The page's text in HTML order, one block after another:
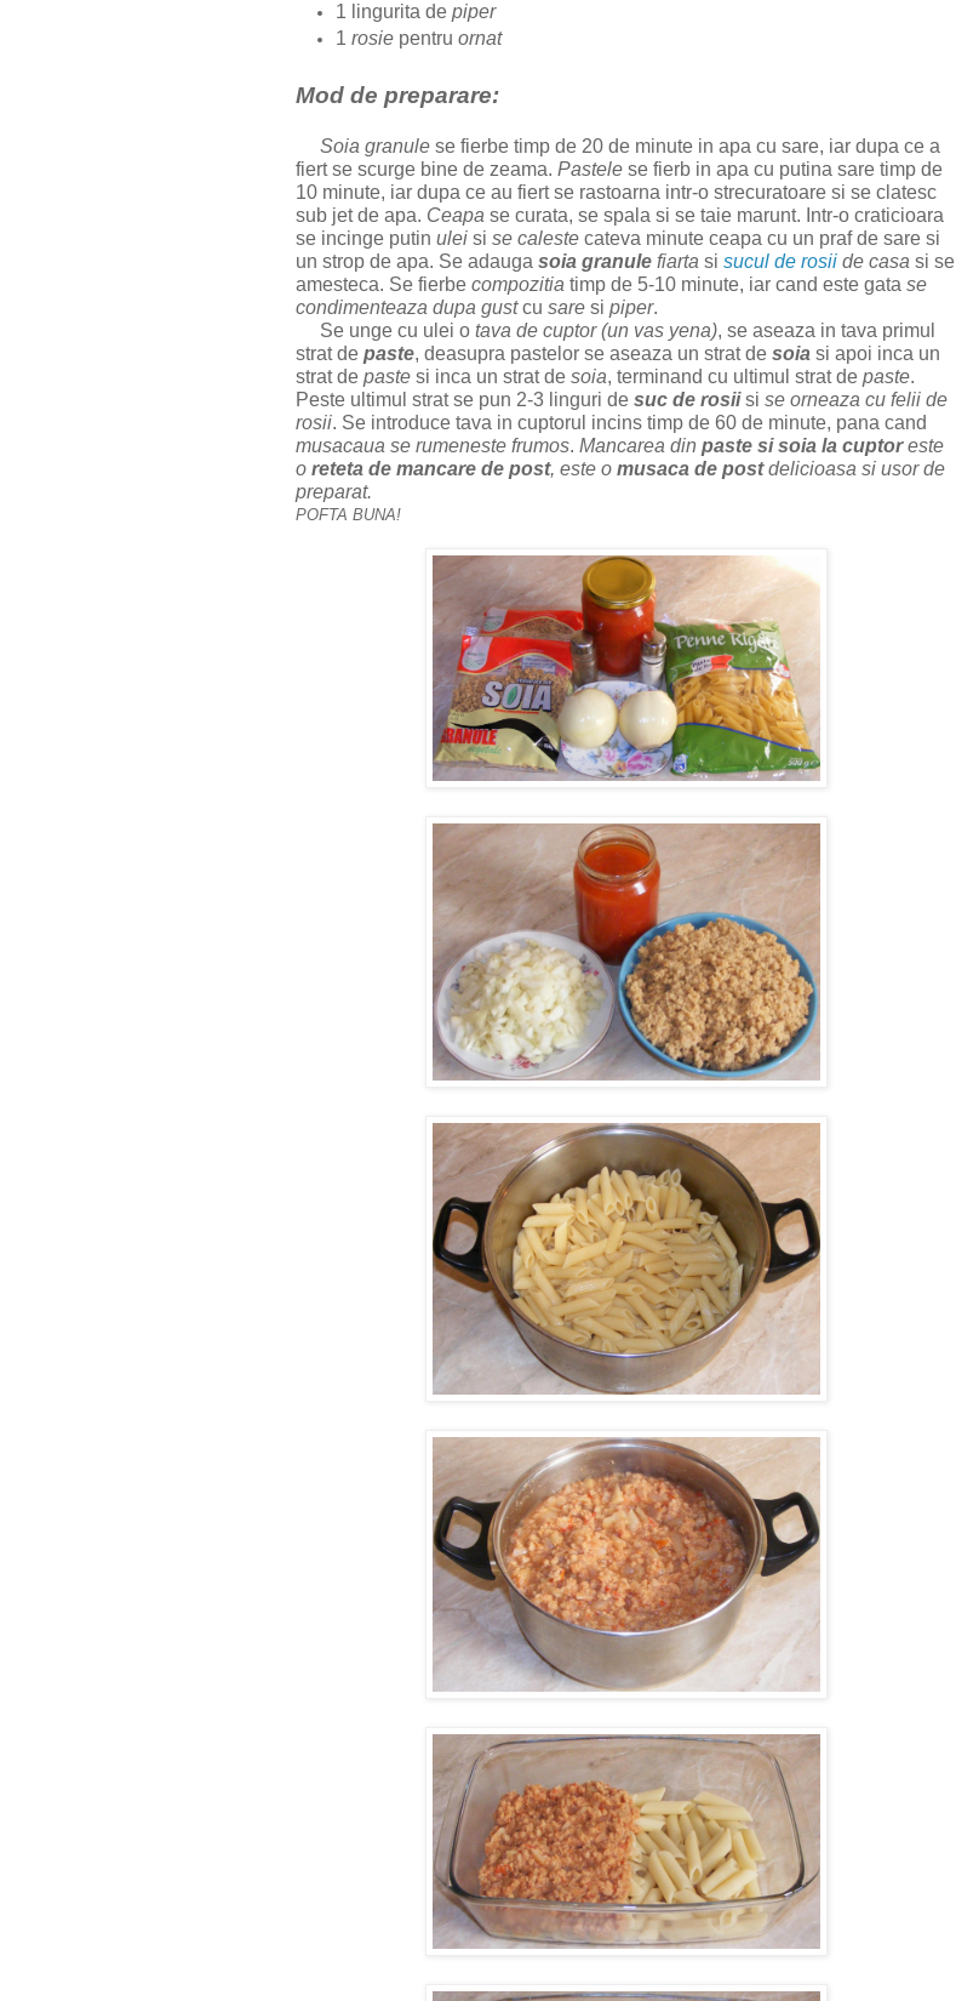
1 lingurita de piper
1 rosie pentru ornat
Mod de preparare:
Soia granule se fierbe timp de 20 de minute in apa cu sare, iar dupa ce a
fiert se scurge bine de zeama. Pastele se fierb in apa cu putina sare timp de
10 minute, iar dupa ce au fiert se rastoarna intr-o strecuratoare si se clatesc
sub jet de apa. Ceapa se curata, se spala si se taie marunt. Intr-o craticioara
se incinge putin ulei si se caleste cateva minute ceapa cu un praf de sare si
un strop de apa. Se adauga soia granule fiarta si sucul de rosii de casa si se
amesteca. Se fierbe compozitia timp de 5-10 minute, iar cand este gata se
condimenteaza dupa gustcu sare si piper.
Se unge cu ulei o tava de cuptor (un vas yena), se aseaza in tava primul
strat de paste, deasupra pastelor se aseaza un strat de soia si apoi inca un
strat de paste si inca un strat de soia, terminand cu ultimul strat de paste.
Peste ultimul strat se pun 2-3 linguri de suc de rosiisi se orneaza cu felii de
rosii. Se introduce tava in cuptorul incins timp de 60 de minute, pana cand
musacaua se rumeneste frumos. Mancarea din paste si soia la cuptoreste
o reteta de mancare de post, este o musaca de postdelicioasa si usor de
preparat.
POFTA BUNA!